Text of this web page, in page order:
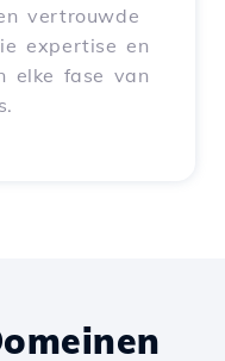
vertrouwde
expertise en
elke fase van